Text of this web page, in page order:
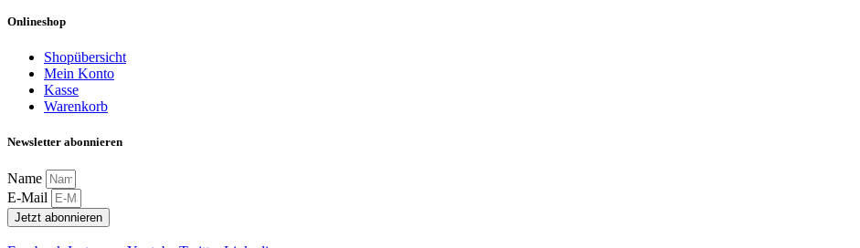
Onlineshop
Shopübersicht
Mein Konto
Kasse
Warenkorb
Newsletter abonnieren
Name
E-Mail
Jetzt abonnieren